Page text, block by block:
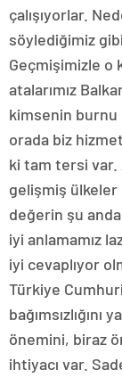
çalışıyorlar.
söylediğimiz
Geçmişimizle o
atalarımız
kimsenin burnu
orada biz
ki tam tersi var.
gelişmiş ülkeler
değerin şu anda
iyi anlamamız
iyi cevaplıyor
Türkiye
bağımsızlığını
önemini, biraz
ihtiyacı var.